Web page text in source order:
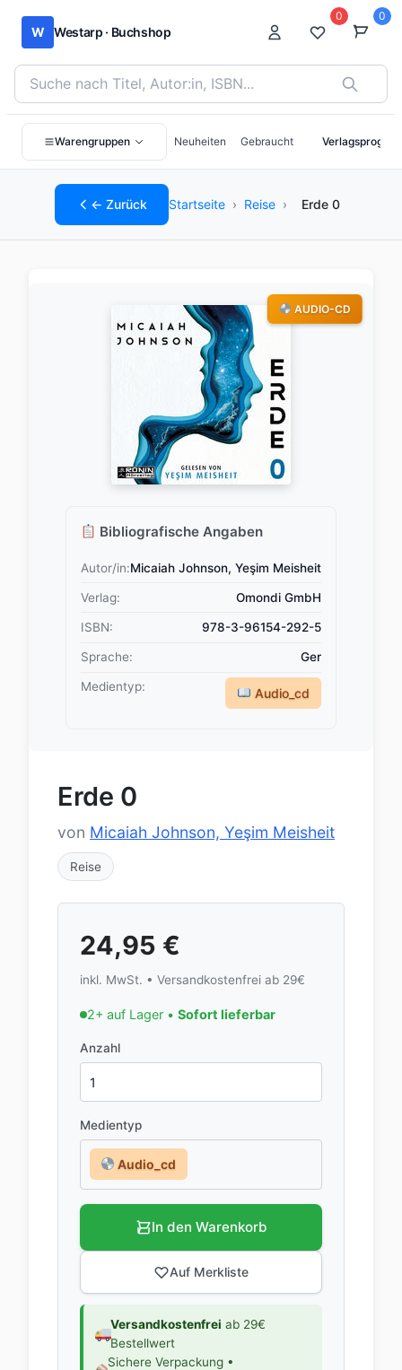
W Westarp · Buchshop
Bücher suchen nach Titel, Autor:in oder ISBN
0 0
Warengruppen Neuheiten Gebraucht
← Zurück Startseite › Reise › Erde 0
Bibliografische Angaben
Autor/in:Micaiah Johnson, Yeşim Meisheit
Verlag: Omondi GmbH
ISBN: 978-3-96154-292-5
Sprache: Ger
Medientyp: Audio_cd
AUDIO-CD
Erde 0
von Micaiah Johnson, Yeşim Meisheit
Reise
24,95 €
inkl. MwSt. • Versandkostenfrei ab 29€
2+ auf Lager • Sofort lieferbar
Anzahl
Medientyp
Audio_cd
In den Warenkorb
Auf Merkliste
Versandkostenfrei ab 29€
Bestellwert
Sichere Verpackung •